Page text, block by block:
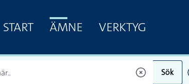
START ÄMNE VERKTYG
Sök